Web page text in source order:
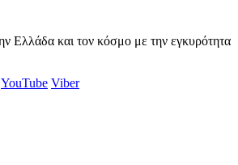
Ελλάδα και τον κόσμο με την εγκυρότητα
YouTube Viber